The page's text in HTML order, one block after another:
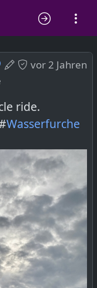
vor 2 Jahren
ride.
Wasserfurche